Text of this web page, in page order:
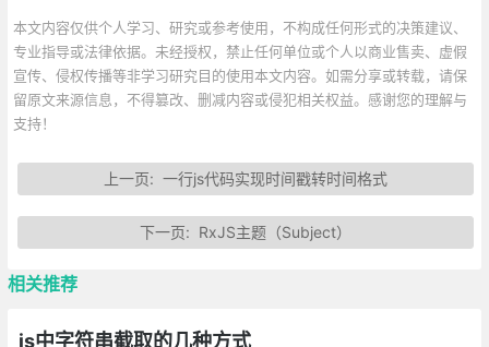
本文内容仅供个人学习、研究或参考使用，不构成任何形式的决策建议、
专业指导或法律依据。未经授权，禁止任何单位或个人以商业售卖、虚假
宣传、侵权传播等非学习研究目的使用本文内容。如需分享或转载，请保
留原文来源信息，不得篡改、删减内容或侵犯相关权益。感谢您的理解与
支持！
上一页: 一行js代码实现时间戳转时间格式
下一页: RxJS主题（Subject）
相关推荐
js中字符串截取的几种方式